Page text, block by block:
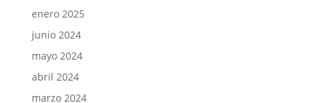
enero 2025
junio 2024
mayo 2024
abril 2024
marzo 2024